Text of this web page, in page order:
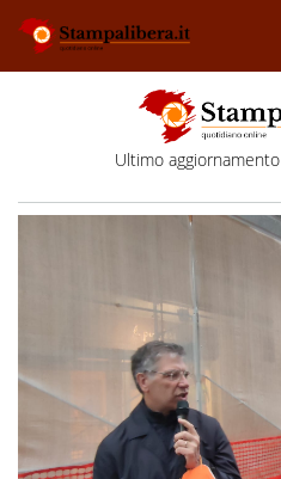
Ultimo aggiornamento